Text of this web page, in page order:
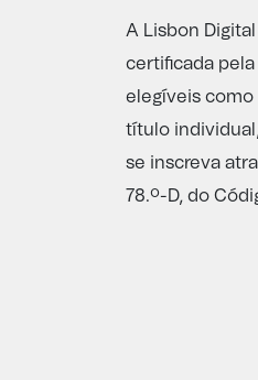
A Lisbon
certificada pela
elegíveis como
título
se inscreva
78.º-D, do